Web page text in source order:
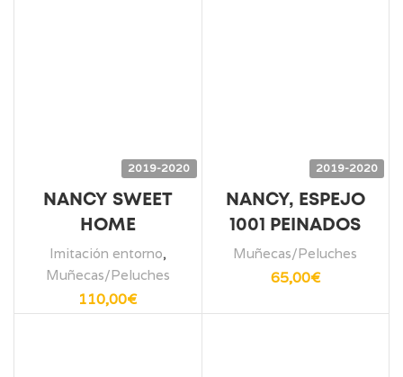
2019-2020
NANCY SWEET
HOME
Imitación entorno,
Muñecas/Peluches
110,00€
2019-2020
NANCY, ESPEJO
1001 PEINADOS
Muñecas/Peluches
65,00€